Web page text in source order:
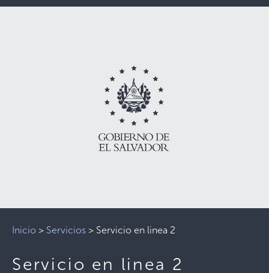
Inicio > Servicios > Servicio en linea 2
Servicio en linea 2